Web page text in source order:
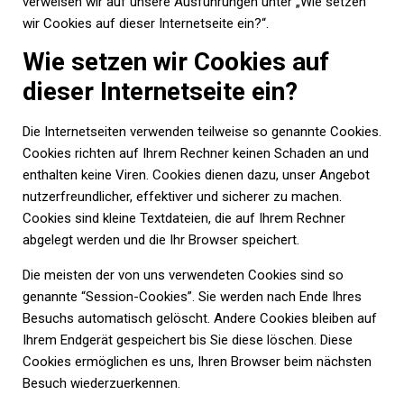
wir Cookies auf dieser Internetseite ein?“.
Wie setzen wir Cookies auf
dieser Internetseite ein?
Die Internetseiten verwenden teilweise so genannte Cookies.
Cookies richten auf Ihrem Rechner keinen Schaden an und
enthalten keine Viren. Cookies dienen dazu, unser Angebot
nutzerfreundlicher, effektiver und sicherer zu machen.
Cookies sind kleine Textdateien, die auf Ihrem Rechner
abgelegt werden und die Ihr Browser speichert.
Die meisten der von uns verwendeten Cookies sind so
genannte “Session-Cookies”. Sie werden nach Ende Ihres
Besuchs automatisch gelöscht. Andere Cookies bleiben auf
Ihrem Endgerät gespeichert bis Sie diese löschen. Diese
Cookies ermöglichen es uns, Ihren Browser beim nächsten
Besuch wiederzuerkennen.